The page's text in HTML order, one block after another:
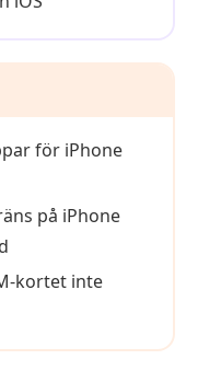
för iPhone
på iPhone
kortet inte